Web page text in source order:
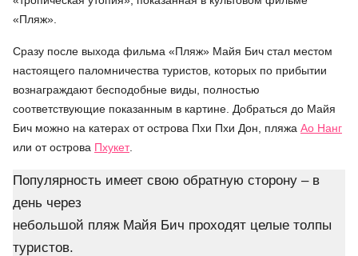
«Пляж».
Сразу после выхода фильма «Пляж» Майя Бич стал местом
настоящего паломничества туристов, которых по прибытии
вознаграждают бесподобные виды, полностью
соответствующие показанным в картине. Добраться до Майя
Бич можно на катерах от острова Пхи Пхи Дон, пляжа Ао Нанг
или от острова Пхукет.
Популярность имеет свою обратную сторону – в
день через
небольшой пляж Майя Бич проходят целые толпы
туристов.